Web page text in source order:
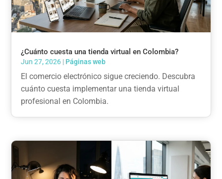
¿Cuánto cuesta una tienda virtual en Colombia?
Jun 27, 2026 | Páginas web
El comercio electrónico sigue creciendo. Descubra
cuánto cuesta implementar una tienda virtual
profesional en Colombia.